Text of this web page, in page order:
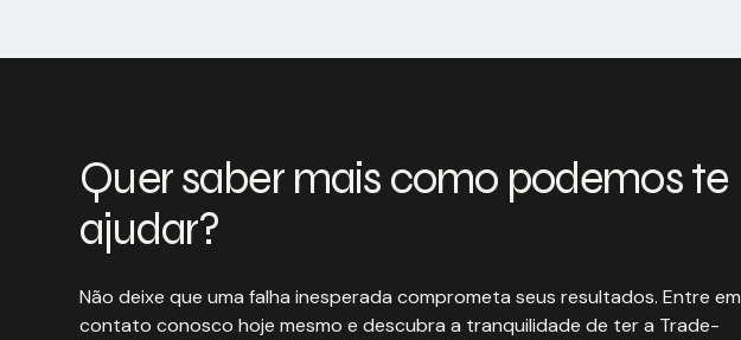
Quer saber mais como podemos te
ajudar?
Não deixe que uma falha inesperada comprometa seus resultados. Entre em
contato conosco hoje mesmo e descubra a tranquilidade de ter a Trade-